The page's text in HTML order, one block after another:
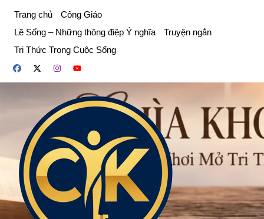
phần
dung
Trang chủ
Công Giáo
Lẽ Sống – Những thông điệp Ý nghĩa
Truyện ngắn
Tri Thức Trong Cuộc Sống